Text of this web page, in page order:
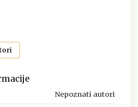
Nepoznati autori